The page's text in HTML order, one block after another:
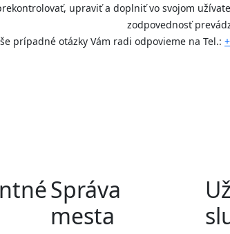
upraviť a doplniť vo svojom
zodpovednosť
prípadné otázky Vám radi odpovieme na Tel.:
Správa
mesta